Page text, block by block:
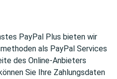
PayPal Plus bieten wir
als PayPal Services
des Online-Anbieters
Sie Ihre Zahlungsdaten